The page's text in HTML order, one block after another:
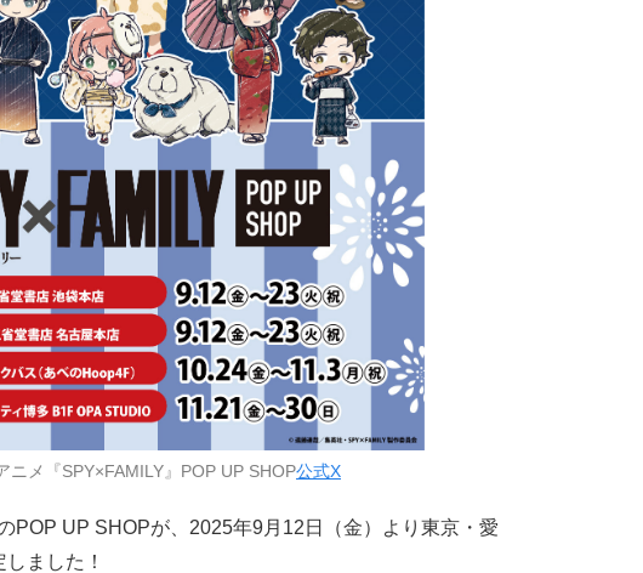
ニメ『SPY×FAMILY』POP UP SHOP公式X
POP UP SHOPが、2025年9月12日（金）より東京・愛
ました！